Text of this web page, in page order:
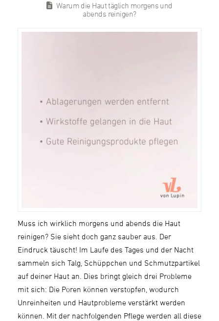
Warum die Haut täglich morgens und
abends reinigen?
Muss ich wirklich morgens und abends die Haut
reinigen? Sie sieht doch ganz sauber aus. Der
Eindruck täuscht! Im Laufe des Tages und der Nacht
sammeln sich Talg, Schüppchen und Schmutzpartikel
auf deiner Haut an. Dies bringt gleich drei Probleme
mit sich: Die Poren können verstopfen, wodurch
Unreinheiten und Hautprobleme verstärkt werden
können. Mit der nachfolgenden Pflege werden all diese